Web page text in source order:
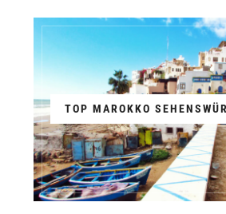
TOP MAROKKO